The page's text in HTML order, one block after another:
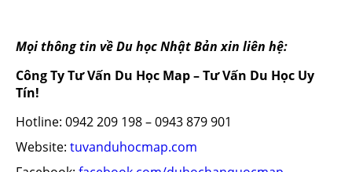
Mọi thông tin về Du học Nhật Bản xin liên hệ:
Công Ty Tư Vấn Du Học Map – Tư Vấn Du Học Uy
Tín!
Hotline: 0942 209 198 – 0943 879 901
Website: tuvanduhocmap.com